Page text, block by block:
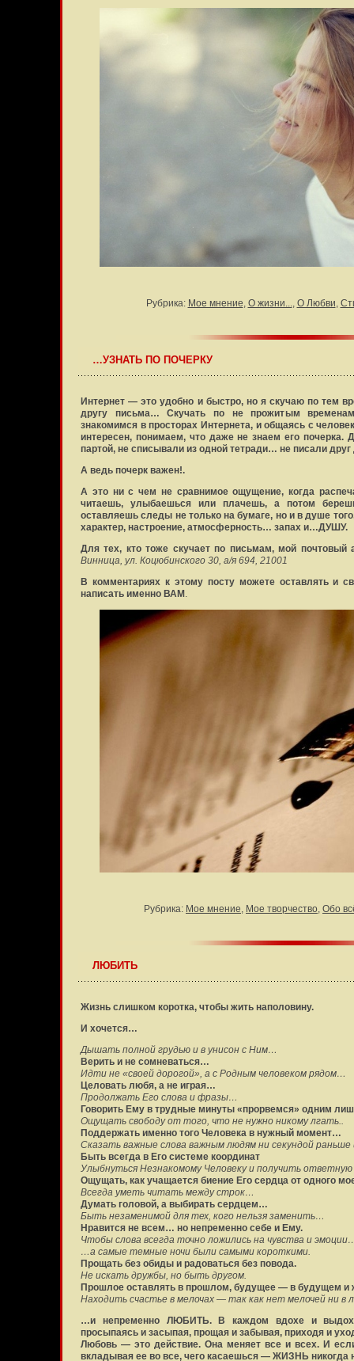
Рубрика: Мое мнение, О жизни..., О Любви,
…УЗНАТЬ ПО ПОЧЕРКУ
Интернет — это удобно и быстро, но я скучаю по тем
другу письма… Скучать по не прожитым
знакомимся в просторах Интернета, и общаясь с
интересен, понимаем, что даже не знаем его
партой, не списывали из одной тетради… не писали
А ведь почерк важен!.
А это ни с чем не сравнимое ощущение, когда
читаешь, улыбаешься или плачешь, а потом
оставляешь следы не только на бумаге, но и в душе
характер, настроение, атмосферность… запах и…ДУШУ.
Для тех, кто тоже скучает по письмам, мой почтовый
Винница, ул. Коцюбинского 30, а/я 694, 21001
В комментариях к этому посту можете оставлять и
написать именно ВАМ .
Рубрика: Мое мнение, Мое творчество, Обо
ЛЮБИТЬ
Жизнь слишком коротка, чтобы жить наполовину.
И хочется…
Дышать полной грудью и в унисон с Ним…
Верить и не сомневаться…
Идти не «своей дорогой», а с Родным человеком рядом…
Целовать любя, а не играя…
Продолжать Его слова и фразы…
Говорить Ему в трудные минуты «прорвемся» одним
Ощущать свободу от того, что не нужно никому лгать..
Поддержать именно того Человека в нужный момент…
Сказать важные слова важным людям ни секундой
Быть всегда в Его системе координат
Улыбнуться Незнакомому Человеку и получить ответную
Ощущать, как учащается биение Его сердца от одного
Всегда уметь читать между строк…
Думать головой, а выбирать сердцем…
Быть незаменимой для тех, кого нельзя заменить…
Нравится не всем… но непременно себе и Ему.
Чтобы слова всегда точно ложились на чувства и
…а самые темные ночи были самыми короткими.
Прощать без обиды и радоваться без повода.
Не искать дружбы, но быть другом.
Прошлое оставлять в прошлом, будущее — в будущем и
Находить счастье в мелочах — так как нет мелочей ни в
…и непременно ЛЮБИТЬ. В каждом вдохе и
просыпаясь и засыпая, прощая и забывая, приходя и
Любовь — это действие. Она меняет все и всех. И
вкладывая ее во все, чего касаешься — ЖИЗНЬ никогда